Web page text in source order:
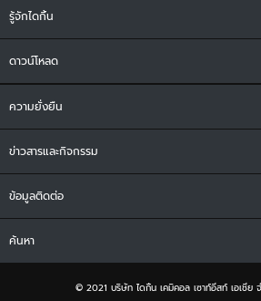
รู้จักไดกิ้น
ดาวน์โหลด
ความยั่งยืน
ข่าวสารและกิจกรรม
ข้อมูลติดต่อ
ค้นหา
© 2021 บริษัท ไดกิ้น เคมิคอล เซาท์อีสท์ เอเชีย